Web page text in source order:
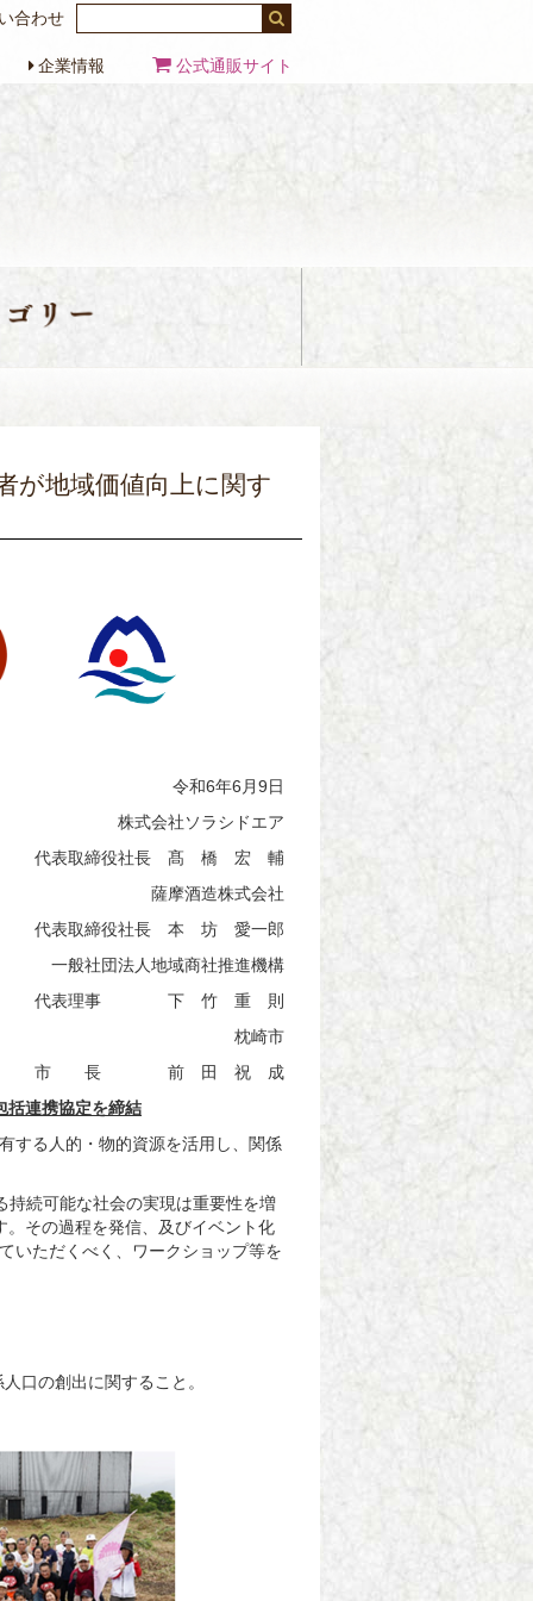
合わせ
企業情報 公式通販サイト
が地域価値向上に関す
令和6年6 月9日
株式会社ソラシドエア
代表取締役社長 髙 橋 宏 輔
薩摩酒造株式会社
代表取締役社長 本 坊 愛一郎
一般社団法人地域商社推進機構
代表理事 下 竹 重 則
枕崎市
市 長 前 田 祝 成
括連携協定を締結
する人的・物的資源を活用し、関係
持続可能な社会の実現は重要性を増
その過程を発信、及びイベント化
いただくべく、ワークショップ等を
口の創出に関すること。